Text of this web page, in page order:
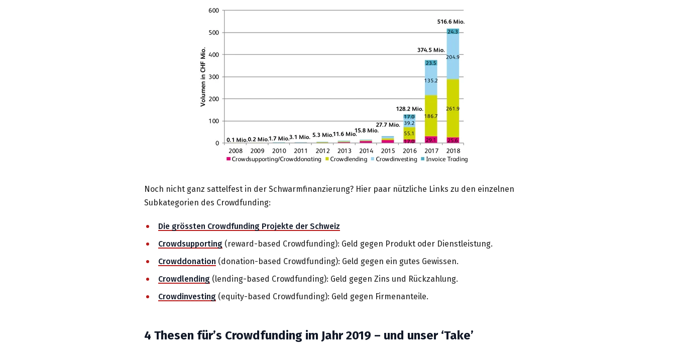
Noch nicht ganz sattelfest in der Schwarmfinanzierung? Hier paar nützliche Links zu den einzelnen
Subkategorien des Crowdfunding:
Die grössten Crowdfunding Projekte der Schweiz
Crowdsupporting (reward-based Crowdfunding): Geld gegen Produkt oder Dienstleistung.
Crowddonation (donation-based Crowdfunding): Geld gegen ein gutes Gewissen.
Crowdlending (lending-based Crowdfunding): Geld gegen Zins und Rückzahlung.
Crowdinvesting (equity-based Crowdfunding): Geld gegen Firmenanteile.
4 Thesen für’s Crowdfunding im Jahr 2019 – und unser ‘Take’